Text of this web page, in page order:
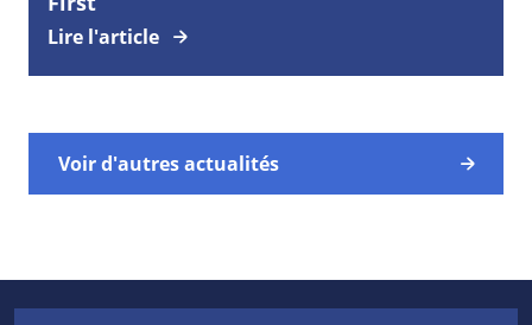
Lire l'article
Voir d'autres actualités